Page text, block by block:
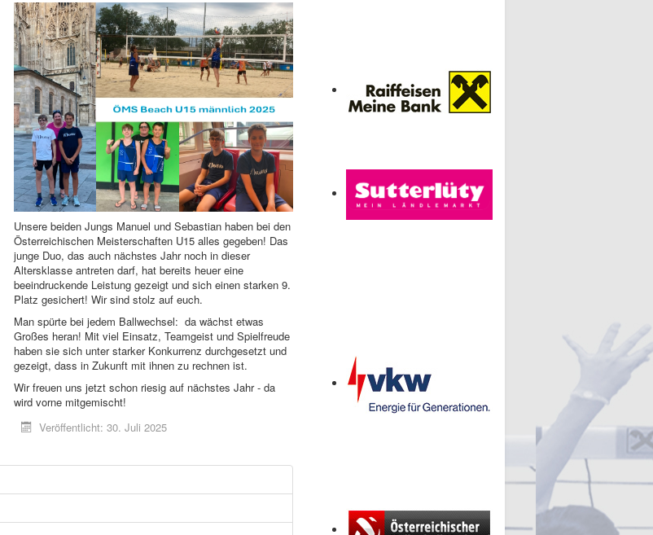
Unsere beiden Jungs Manuel und Sebastian haben bei den
Österreichischen Meisterschaften U15 alles gegeben! Das
junge Duo, das auch nächstes Jahr noch in dieser
Altersklasse antreten darf, hat bereits heuer eine
beeindruckende Leistung gezeigt und sich einen starken 9.
Platz gesichert! Wir sind stolz auf euch.
Man spürte bei jedem Ballwechsel: da wächst etwas
Großes heran! Mit viel Einsatz, Teamgeist und Spielfreude
haben sie sich unter starker Konkurrenz durchgesetzt und
gezeigt, dass in Zukunft mit ihnen zu rechnen ist.
Wir freuen uns jetzt schon riesig auf nächstes Jahr - da
wird vorne mitgemischt!
Veröffentlicht: 30. Juli 2025